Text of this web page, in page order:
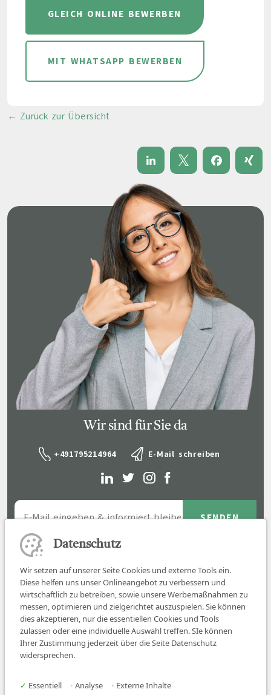
GLEICH ONLINE BEWERBEN
MIT WHATSAPP BEWERBEN
← Zurück zur Übersicht
Wir sind für Sie da
+491795214964 E-Mail schreiben
Job finden
Datenschutz
Wir setzen auf unserer Seite Cookies und externe Tools ein.
Diese helfen uns unser Onlineangebot zu verbessern und
wirtschaftlich zu betreiben, sowie unsere Werbemaßnahmen zu
messen, optimieren und zielgerichtet auszuspielen. Sie können
dies akzeptieren, nur die essentiellen Cookies und Tools
zulassen oder eine individuelle Auswahl treffen. SIe können
Ihrer Zustimmung jederzeit über die Seite Datenschutz
widersprechen.
✓ Essentiell • Analyse • Externe Inhalte